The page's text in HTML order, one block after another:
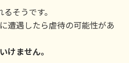
そうです。
遭遇したら虐待の可能性があ
けません。